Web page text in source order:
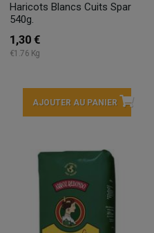
Haricots Blancs Cuits Spar
540g.
1,30 €
€1.76 Kg
AJOUTER AU PANIER